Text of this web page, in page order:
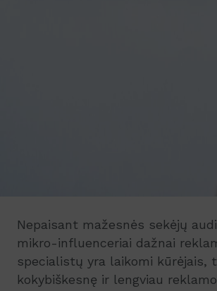
Nepaisant mažesnės sekėjų
mikro-influenceriai dažnai
specialistų yra laikomi kūrėjais,
kokybiškesnę ir lengviau